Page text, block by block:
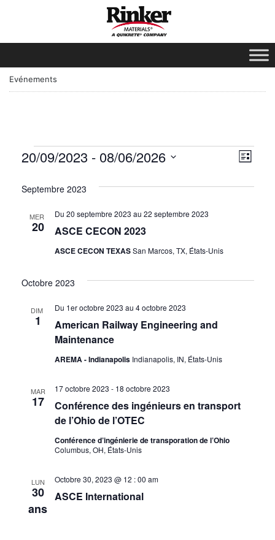
Evénements
Liste
20/09/2023 - 08/06/2026
la
Septembre 2023
MER
20 ASCE CECON 2023
Du 20 septembre 2023 au 22 septembre 2023
ASCE CECON TEXASSan Marcos, TX, États-Unis
Octobre 2023
DIM
1
American Railway Engineering and
Maintenance
Du 1er octobre 2023 au 4 octobre 2023
AREMA - Indianapolis Indianapolis, IN, États-Unis
MAR
17
Conférence des ingénieurs en transport
de l’Ohio de l’OTEC
17 octobre 2023 - 18 octobre 2023
Conférence d’ingénierie de transporation de l’Ohio
Columbus, OH, États-Unis
LUN
30
ans
ASCE International
Octobre 30, 2023 @ 12 : 00 am